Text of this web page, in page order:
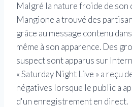
Malgré la nature froide de son
Mangione a trouvé des
grâce au message contenu
même à son apparence. Des
suspect sont apparus sur
« Saturday Night Live » a reçu
négatives lorsque le public a
d'un enregistrement en direct.